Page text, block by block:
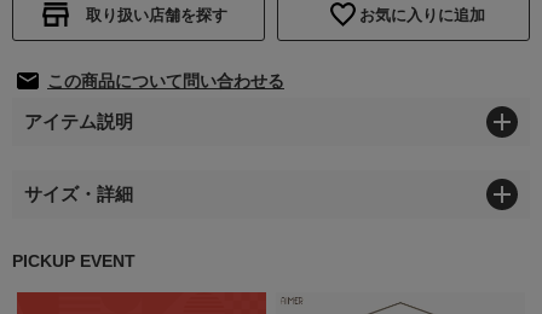
取り扱い店舗を探す お気に入りに追加
この商品について問い合わせる
アイテム説明
サイズ・詳細
PICKUP EVENT